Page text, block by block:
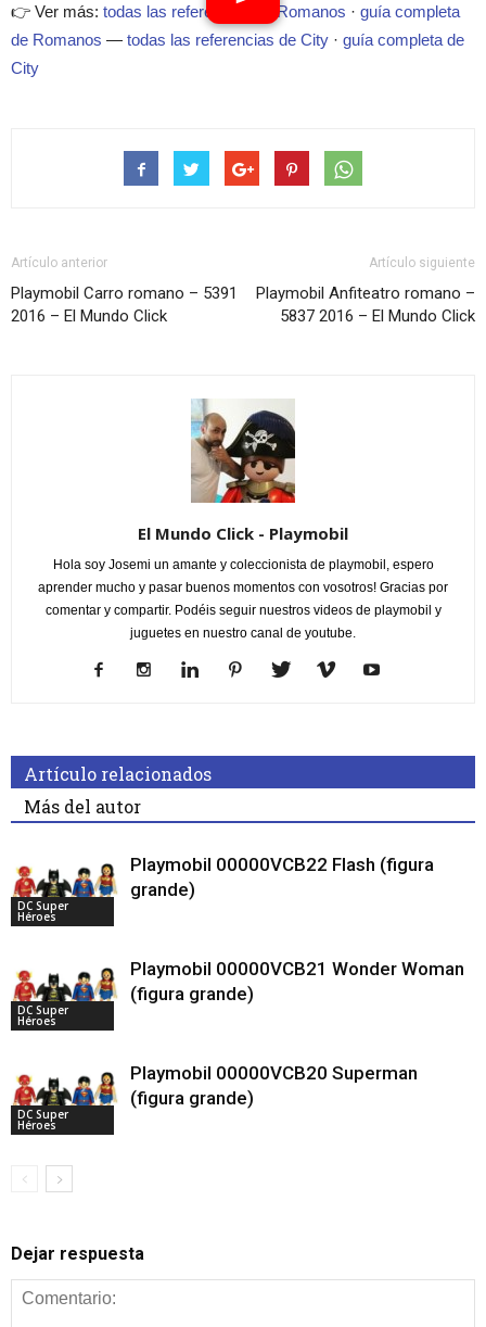
👉 Ver más: todas las referencias de Romanos · guía completa
de Romanos — todas las referencias de City · guía completa de
City
Artículo anterior
Playmobil Carro romano – 5391
2016 – El Mundo Click
Artículo siguiente
Playmobil Anfiteatro romano –
5837 2016 – El Mundo Click
El Mundo Click - Playmobil
Hola soy Josemi un amante y coleccionista de playmobil, espero
aprender mucho y pasar buenos momentos con vosotros! Gracias por
comentar y compartir. Podéis seguir nuestros videos de playmobil y
juguetes en nuestro canal de youtube.
Artículo relacionados
Más del autor
DC Super
Héroes
Playmobil 00000VCB22 Flash (figura
grande)
DC Super
Héroes
Playmobil 00000VCB21 Wonder Woman
(figura grande)
DC Super
Héroes
Playmobil 00000VCB20 Superman
(figura grande)
Dejar respuesta